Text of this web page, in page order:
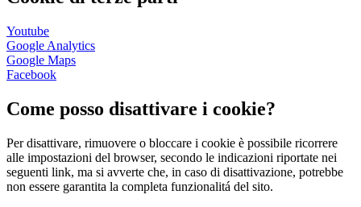
Youtube
Google Analytics
Google Maps
Facebook
Come posso disattivare i cookie?
Per disattivare, rimuovere o bloccare i cookie è possibile ricorrere
alle impostazioni del browser, secondo le indicazioni riportate nei
seguenti link, ma si avverte che, in caso di disattivazione, potrebbe
non essere garantita la completa funzionalitá del sito.